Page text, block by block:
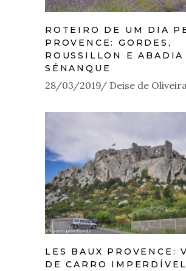
ROTEIRO DE UM DIA
PROVENCE: GORDES,
ROUSSILLON E ABADIA
SÉNANQUE
28/03/2019 Deise de
LES BAUX PROVENCE:
DE CARRO IMPERDÍVEL